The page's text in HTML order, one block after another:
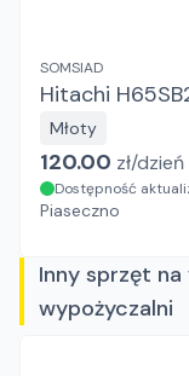
SOMSIAD
Hitachi
Młoty
120.00 zł/dzień
Dostępność
Piaseczno
Inny sprzęt
wypożyczalni